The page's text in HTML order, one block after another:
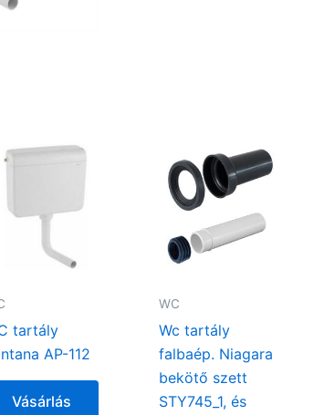
tartály
AP-112
Vásárlás
WC
Wc tartály
falbaép. Niagara
bekötő szett
STY745_1, és